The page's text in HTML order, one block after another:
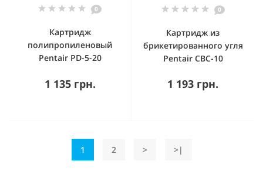
0
Картридж
полипропиленовый
Pentair PD-5-20
1 135 грн.
0
Картридж из
брикетированного угля
Pentair CBC-10
1 193 грн.
1 2 > >|